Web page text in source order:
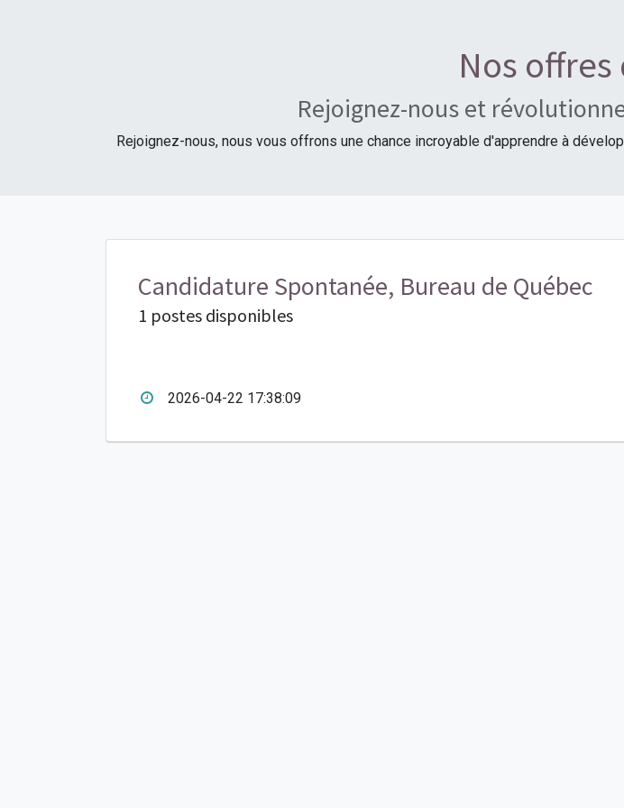
Nos
Rejoignez-nous et
Rejoignez-nous, nous vous offrons une chance incroyable d'apprendre à
Candidature Spontanée, Bureau de Québec
1 postes disponibles
2026-04-22 17:38:09